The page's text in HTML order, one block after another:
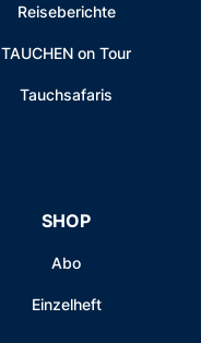
Reiseberichte
TAUCHEN on Tour
Tauchsafaris
SHOP
Abo
Einzelheft